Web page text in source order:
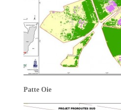
Patte Oie